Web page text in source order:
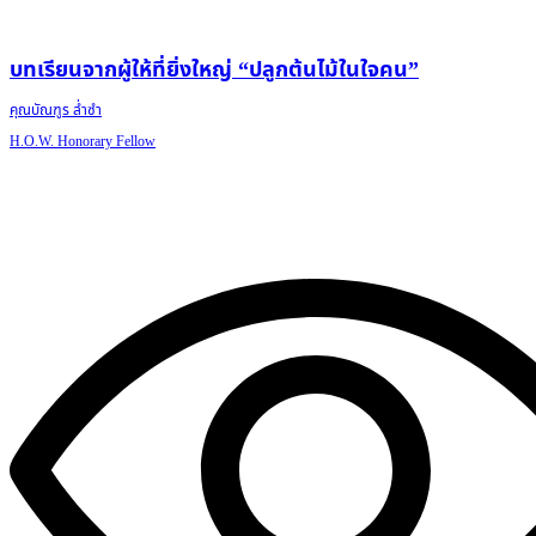
บทเรียนจากผู้ให้ที่ยิ่งใหญ่ “ปลูกต้นไม้ในใจคน”
คุณบัณฑูร ล่ำซำ
H.O.W. Honorary Fellow